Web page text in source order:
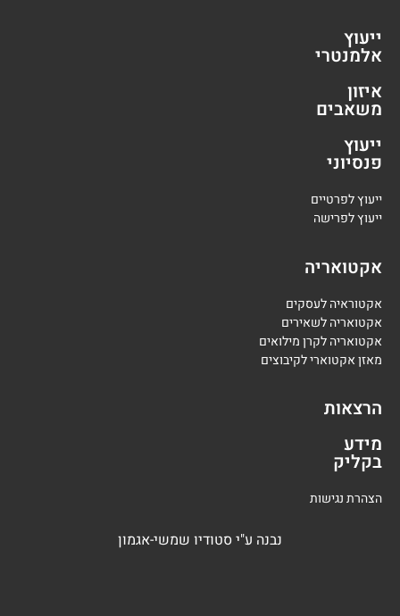
ייעוץ
אלמנטרי
איזון
משאבים
ייעוץ
פנסיוני
ייעוץ לפרטיים
ייעוץ לפרישה
אקטואריה
אקטוראיה לעסקים
אקטואריה לשאירים
אקטואריה לקרן מילואים
מאזן אקטוארי לקיבוצים
הרצאות
מידע
בקליק
הצהרת נגישות
נבנה ע"י סטודיו שמשי-אגמון